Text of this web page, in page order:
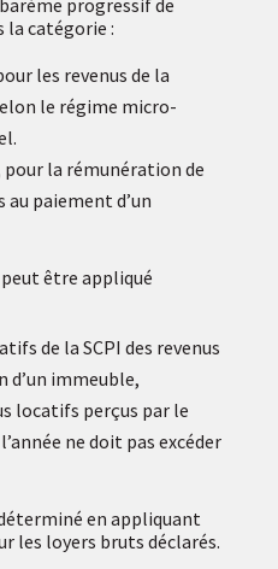
la catégorie :
les revenus de la
le régime micro-
pour la rémunération de
paiement d’un
être appliqué
de la SCPI des revenus
immeuble,
locatifs perçus par le
ne doit pas excéder
en appliquant
les loyers bruts déclarés.